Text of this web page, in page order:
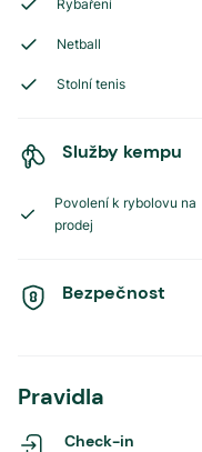
Rybaření
Netball
Stolní tenis
Služby kempu
Povolení k rybolovu na
prodej
Bezpečnost
Pravidla
Check-in